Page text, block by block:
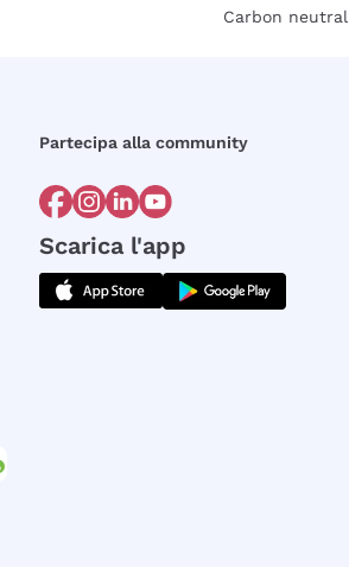
Carbon neutral
Partecipa alla community
Scarica l'app